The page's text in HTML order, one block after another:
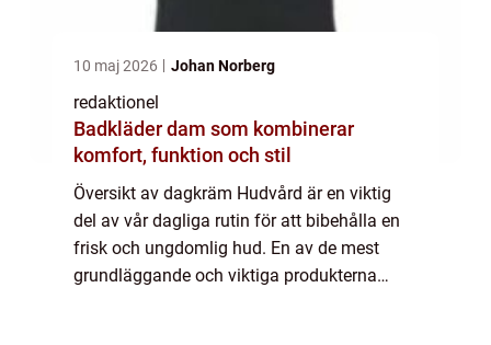
10 maj 2026 Johan Norberg
redaktionel
Badkläder dam som kombinerar
komfort, funktion och stil
Översikt av dagkräm Hudvård är en viktig
del av vår dagliga rutin för att bibehålla en
frisk och ungdomlig hud. En av de mest
grundläggande och viktiga produkterna